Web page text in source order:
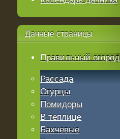
Дачные страницы
Правильный огород
Рассада
Огурцы
Помидоры
В теплице
Бахчевые